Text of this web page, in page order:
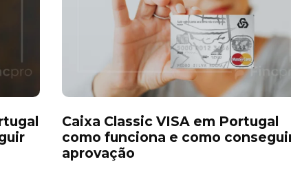
Caixa Classic VISA em Portugal
como funciona e como
aprovação